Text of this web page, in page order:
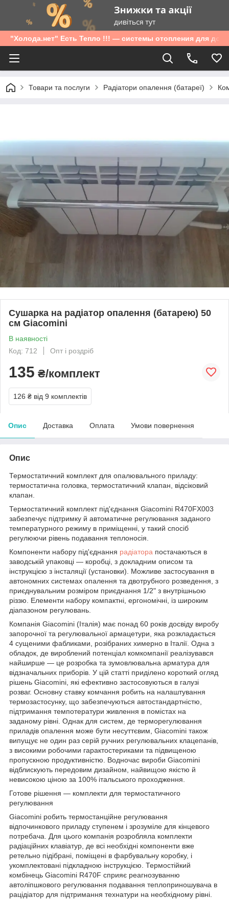
"Холода.нет" Есть Тепло !!! — системы отопления для дома
Товари та послуги Радіатори опалення (батареї)
Сушарка на радіатор опалення (батарею) 50
см Giacomini
В наявності
Код: 712
Опт і роздріб
135 ₴/комплект
126 ₴ від 9 комплектів
Опис Доставка Оплата Умови повернення
Опис
Термостатичний комплект для опалювального приладу:
термостатична головка, термостатичний клапан, відсіковий
клапан.
Термостатичний комплект під'єднання Giacomini R470FX003
забезпечує підтримку й автоматичне регулювання заданого
температурного режиму в приміщенні, у такий спосіб
регулюючи рівень подавання теплоносія.
Компоненти набору під'єднання радіатора постачаються в
заводській упаковці — коробці, з докладним описом та
інструкцією з інсталяції (установки). Можливе застосування в
автономних системах опалення та двотрубного розведення, з
приєднувальним розміром приєднання 1/2" з внутрішньою
різзю. Елементи набору компактні, ергономічні, із широким
діапазоном регулювань.
Компанія Giacomini (Італія) має понад 60 років досвіду виробу
запорочної та регулювальної армацетури, яка розкладається
4 сущеними фабликами, розібраних химерно в Італії. Одна з
обладок, де вироблений потенціал комкомпанії реалізувався
найширше — це розробка та зумовлювальна арматура для
відзначальних приборів. У цій статті приділено короткий огляд
рішень Giacomini, які ефективно застосовуються в галузі
розваг. Основну ставку комчання робить на налаштування
термозастосунку, що забезпечуються автостандартністю,
підтримання темпотератури живлення в помістах на
заданому рівні. Однак для систем, де терморегулювання
приладів опалення може бути несуттєвим, Giacomini також
випущує не один раз серій ручних регулювальних клацепанів,
з високими робочими гарактостериками та підвищеною
пропускною продуктивністю. Водночас вироби Giacomini
відблискують передовим дизайном, найвищою якістю й
невисокою ціною за 100% італьського проходження.
Готове рішення — комплекти для термостатичного
регулювання
Giacomini робить термостанційне регулювання
відпочинкового приладу ступенем і зрозуміле для кінцевого
потребача. Для цього компанія розробляла комплекти
радіаційних клавіатур, де всі необхідні компоненти вже
ретельно підібрані, поміщені в фарбувальну коробку, і
укомплектовані підкладною інструкцією. Термостійкий
комбінець Giacomini R470F сприяє реагнозуванню
автоліпшкового регулювання подавання теплоприношувача в
рацідіатор для підтримання технатури на необхідному рівні.